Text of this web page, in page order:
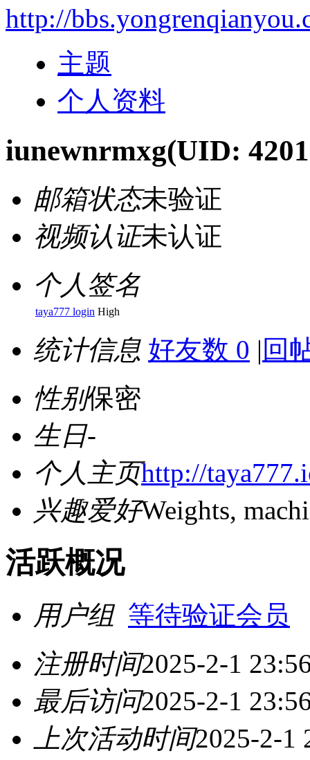
http://
主题
个人资料
iunewnrmxg(UID:
邮箱状态未验证
视频认证未认证
个人签名
taya777 login High
统计信息 好友数 0 | 回
性别保密
生日-
个人主页http://
兴趣爱好Weights,
活跃概况
用户组 等待验证会员
注册时间2025-2-1
最后访问2025-2-1
上次活动时间2025-2-1